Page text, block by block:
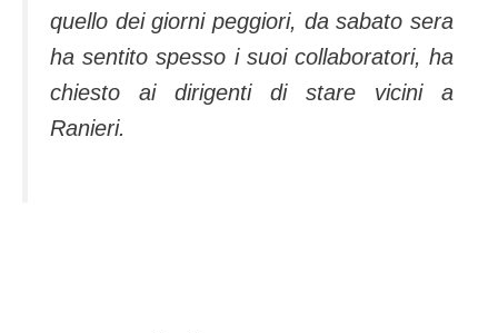
quello dei giorni peggiori, da sabato sera
ha sentito spesso i suoi collaboratori, ha
chiesto ai dirigenti di stare vicini a
Ranieri.